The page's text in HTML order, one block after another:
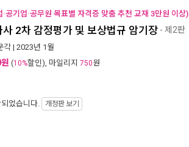
공기업·공무원 목표별 자격증 맞춤 추천 교재 3만원 이상)
2차 감정평가 및 보상법규 암기장 - 제2판
각 | 2023년 1월
(10%할인), 마일리지 750원
었습니다. 개정판 보기